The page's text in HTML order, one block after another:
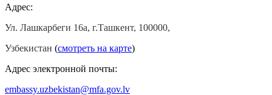
Адрес:
Ул. Лашкарбеги 16а, г.Ташкент, 100000,
Узбекистан (смотреть на карте)
Адрес электронной почты:
embassy.uzbekistan@mfa.gov.lv